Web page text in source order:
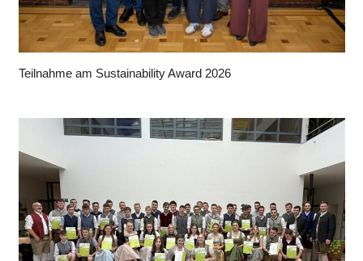
Teilnahme am Sustainability Award 2026